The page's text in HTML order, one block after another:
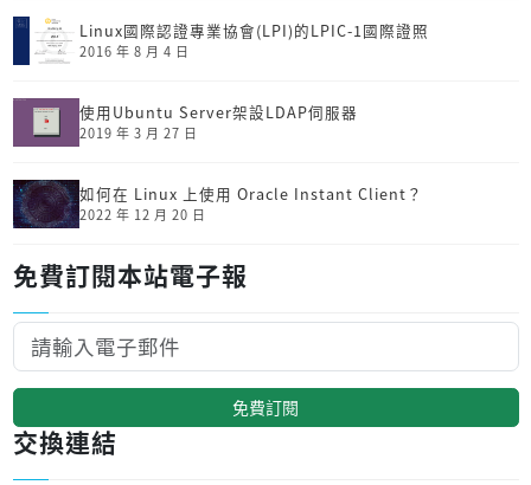
Linux國際認證專業協會(LPI)的LPIC-1國際證照
2016 年 8 月 4 日
使用Ubuntu Server架設LDAP伺服器
2019 年 3 月 27 日
如何在 Linux 上使用 Oracle Instant Client？
2022 年 12 月 20 日
免費訂閱本站電子報
免費訂閱
交換連結